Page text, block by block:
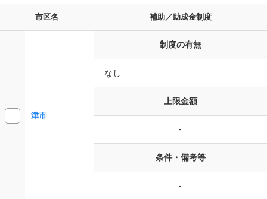
市区名 補助／助成金制度
津市
制度の有無
なし
上限金額
-
条件・備考等
-